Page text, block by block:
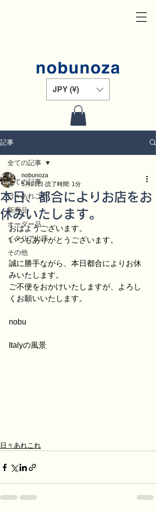
JPY (¥)
記事
全ての記事
日々あれこれ
新商品
オーダー品
イタリア出張
その他
全ての記事
本日、都合によりお店をお
休みいたします。
nobunoza
5月21日 読了時間: 1分
おはようございます。
いつもありがとうございます。
誠に勝手ながら、本日都合によりお休
みいたします。
ご不便をおかけいたしますが、よろし
くお願いいたします。
nobu
Italyの風景
日々あれこれ